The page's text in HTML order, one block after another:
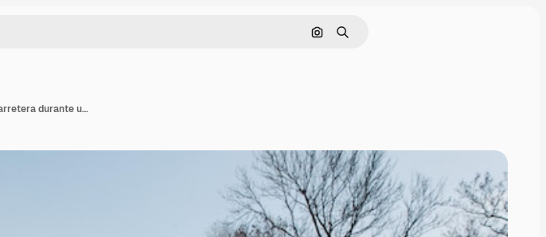
Buscar por imagen
Buscar
Imagen recortada de una bicicleta contra una mujer en la carretera durante un día soleado